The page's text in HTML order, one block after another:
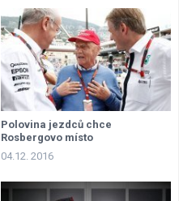
Polovina jezdců chce
Rosbergovo místo
04.12. 2016